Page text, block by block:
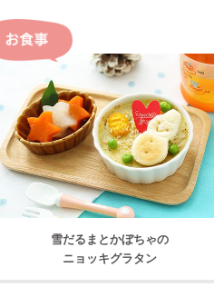
雪だるまとかぼちゃの
ニョッキグラタン